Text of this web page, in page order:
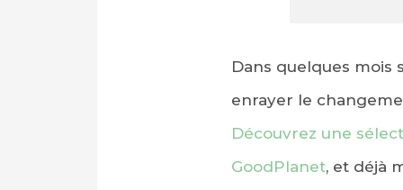
Dans quelques mois
enrayer le
Découvrez une
GoodPlanet, et déjà